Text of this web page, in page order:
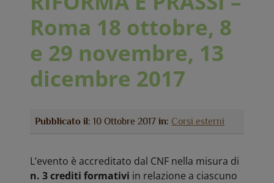
Roma 18 ottobre, 8
e 29 novembre, 13
dicembre 2017
Pubblicato il: 10 Ottobre 2017in: Corsi esterni
L’evento è accreditato dal CNF nella misura di
n. 3 crediti formativi in relazione a ciascuno